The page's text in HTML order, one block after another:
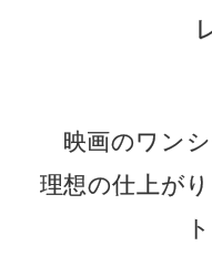
映画のワン
理想の仕上が